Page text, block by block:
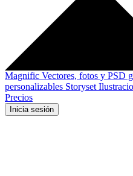
Magnific Vectores, fotos y PSD
personalizables Storyset
Precios
Inicia sesión